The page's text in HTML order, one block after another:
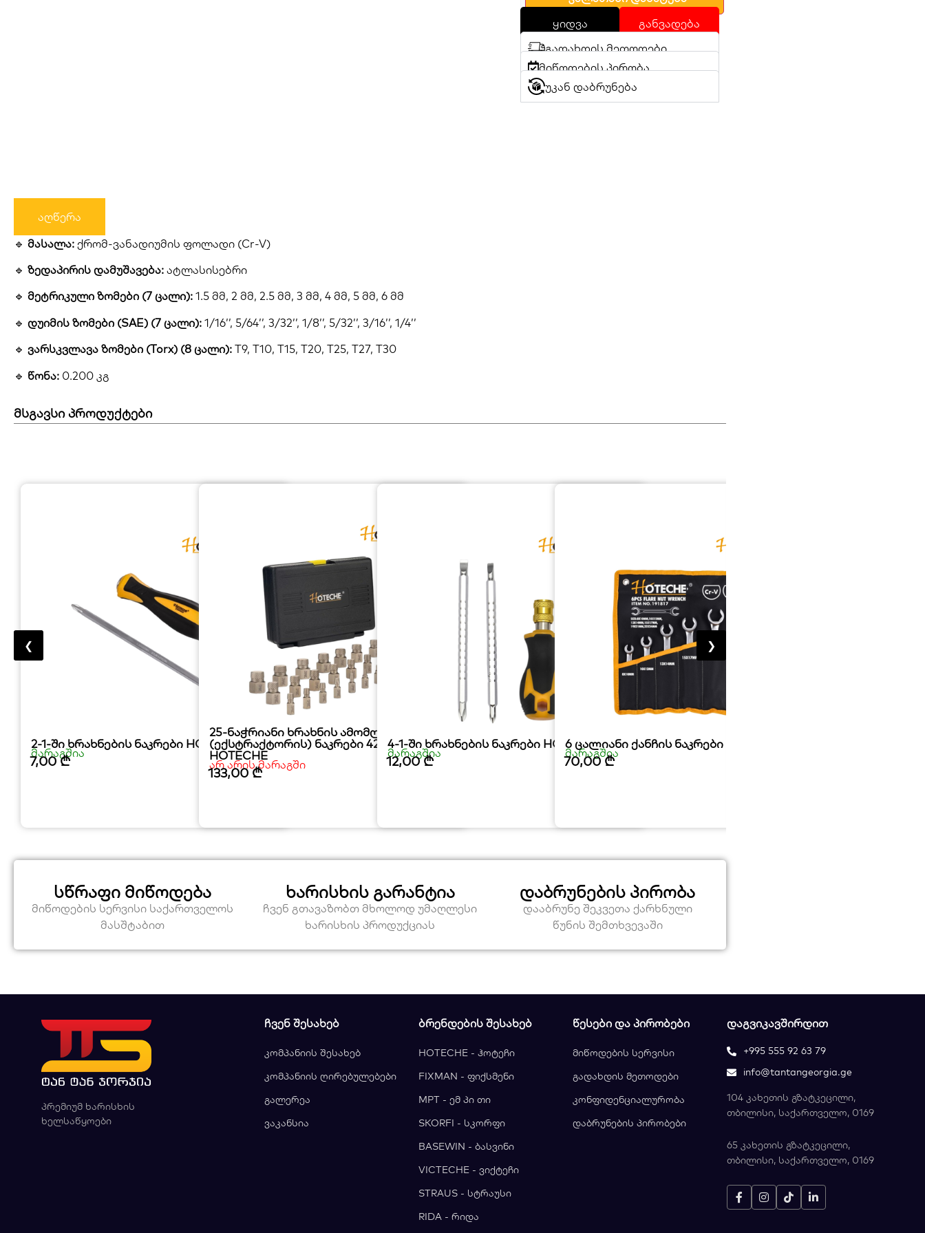
ყიდვა
განვადება
გადახდის მეთოდები
მიწოდების პირობა
უკან დაბრუნება
აღწერა
🔹 მასალა: ქრომ-ვანადიუმის ფოლადი (Cr-V)
🔹 ზედაპირის დამუშავება: ატლასისებრი
🔹 მეტრიკული ზომები (7 ცალი): 1.5 მმ, 2 მმ, 2.5 მმ, 3 მმ, 4 მმ, 5 მმ, 6 მმ
🔹 დუიმის ზომები (SAE) (7 ცალი): 1/16’’, 5/64’’, 3/32’’, 1/8’’, 5/32’’, 3/16’’, 1/4’’
🔹 ვარსკვლავა ზომები (Torx) (8 ცალი): T9, T10, T15, T20, T25, T27, T30
🔹 წონა: 0.200 კგ
მსგავსი პროდუქტები
2-1-ში ხრახნების ნაკრები HOTECHE
მარაგშია
7,00₾
25-ნაჭრიანი ხრახნის ამომღების
(ექსტრაქტორის) ნაკრები 42CRMO
HOTECHE
არ არის მარაგში
133,00₾
4-1-ში ხრახნების ნაკრები HOTECHE
მარაგშია
12,00₾
6 ცალიანი ქანჩის ნაკრები HOTECHE
მარაგშია
70,00₾
❮ ❯
სწრაფი მიწოდება
მიწოდების სერვისი საქართველოს
მასშტაბით
ხარისხის გარანტია
ჩვენ გთავაზობთ მხოლოდ უმაღლესი
ხარისხის პროდუქციას
დაბრუნების პირობა
დააბრუნე შეკვეთა ქარხნული
წუნის შემთხვევაში
პრემიუმ ხარისხის
ხელსაწყოები
ᲩᲕᲔᲜ ᲨᲔᲡᲐᲮᲔᲑ
კომპანიის შესახებ
კომპანიის ღირებულებები
გალერეა
ვაკანსია
ᲑᲠᲔᲜᲓᲔᲑᲘᲡ ᲨᲔᲡᲐᲮᲔᲑ
HOTECHE - ჰოტეჩი
FIXMAN - ფიქსმენი
MPT - ემ პი თი
SKORFI - სკორფი
BASEWIN - ბასვინი
VICTECHE - ვიქტეჩი
STRAUS - სტრაუსი
RIDA - რიდა
ᲬᲔᲡᲔᲑᲘ ᲓᲐ ᲞᲘᲠᲝᲑᲔᲑᲘ
მიწოდების სერვისი
გადახდის მეთოდები
კონფიდენციალურობა
დაბრუნების პირობები
ᲓᲐᲒᲕᲘᲙᲐᲕᲨᲘᲠᲓᲘᲗ
+995 555 92 63 79
info@tantangeorgia.ge
104 კახეთის გზატკეცილი,
თბილისი, საქართველო, 0169
65 კახეთის გზატკეცილი,
თბილისი, საქართველო, 0169